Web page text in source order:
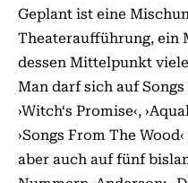
Geplant ist eine
Theateraufführung, ein
dessen Mittelpunkt
Man darf sich auf Songs
›Witch‘s Promise‹,
›Songs From The
aber auch auf fünf